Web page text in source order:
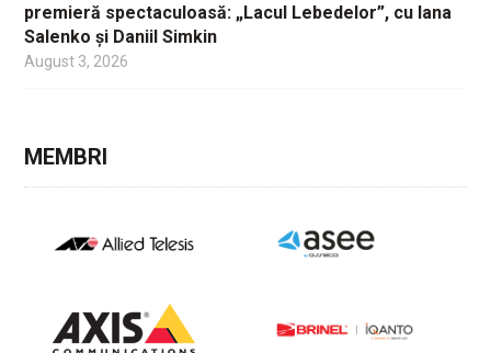
premieră spectaculoasă: „Lacul Lebedelor”, cu Iana
Salenko și Daniil Simkin
August 3, 2026
MEMBRI